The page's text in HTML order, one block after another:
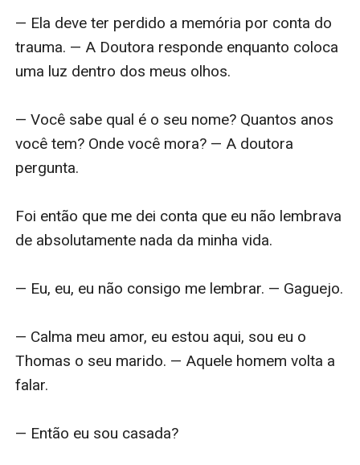
— Ela deve ter perdido a memória por conta do
trauma. — A Doutora responde enquanto coloca
uma luz dentro dos meus olhos.
— Você sabe qual é o seu nome? Quantos anos
você tem? Onde você mora? — A doutora
pergunta.
Foi então que me dei conta que eu não lembrava
de absolutamente nada da minha vida.
— Eu, eu, eu não consigo me lembrar. — Gaguejo.
— Calma meu amor, eu estou aqui, sou eu o
Thomas o seu marido. — Aquele homem volta a
falar.
— Então eu sou casada?